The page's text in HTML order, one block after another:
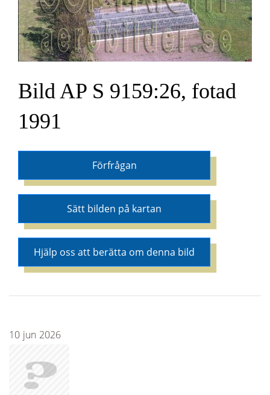
Bild AP S 9159:26, fotad
1991
Förfrågan
Sätt bilden på kartan
Hjälp oss att berätta om denna bild
10 jun 2026